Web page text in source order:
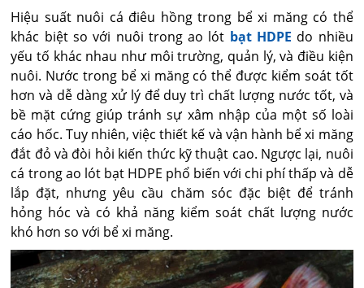
Hiệu suất nuôi cá điêu hồng trong bể xi măng có thể
khác biệt so với nuôi trong ao lót bạt HDPE do nhiều
yếu tố khác nhau như môi trường, quản lý, và điều kiện
nuôi. Nước trong bể xi măng có thể được kiểm soát tốt
hơn và dễ dàng xử lý để duy trì chất lượng nước tốt, và
bề mặt cứng giúp tránh sự xâm nhập của một số loài
cáo hốc. Tuy nhiên, việc thiết kế và vận hành bể xi măng
đắt đỏ và đòi hỏi kiến thức kỹ thuật cao. Ngược lại, nuôi
cá trong ao lót bạt HDPE phổ biến với chi phí thấp và dễ
lắp đặt, nhưng yêu cầu chăm sóc đặc biệt để tránh
hỏng hóc và có khả năng kiểm soát chất lượng nước
khó hơn so với bể xi măng.